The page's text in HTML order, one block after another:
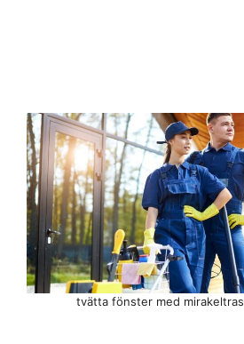
tvätta fönster med